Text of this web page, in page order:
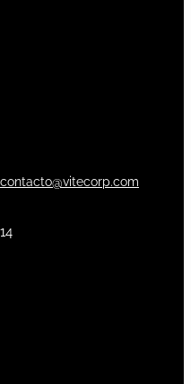
contacto@vitecorp.com